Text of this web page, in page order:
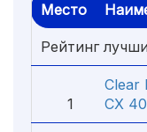
Место
Рейтинг
1
Clear
CX